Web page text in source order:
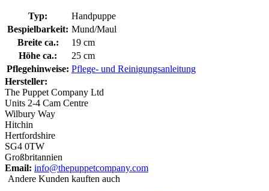
Typ:
Handpuppe
Bespielbarkeit: Mund/Maul
Breite ca.:
19 cm
Höhe ca.:
25 cm
Pflegehinweise: Pflege- und Reinigungsanleitung
Hersteller:
The Puppet Company Ltd
Units 2-4 Cam Centre
Wilbury Way
Hitchin
Hertfordshire
SG4 0TW
Großbritannien
Email: info@thepuppetcompany.com
Andere Kunden kauften auch